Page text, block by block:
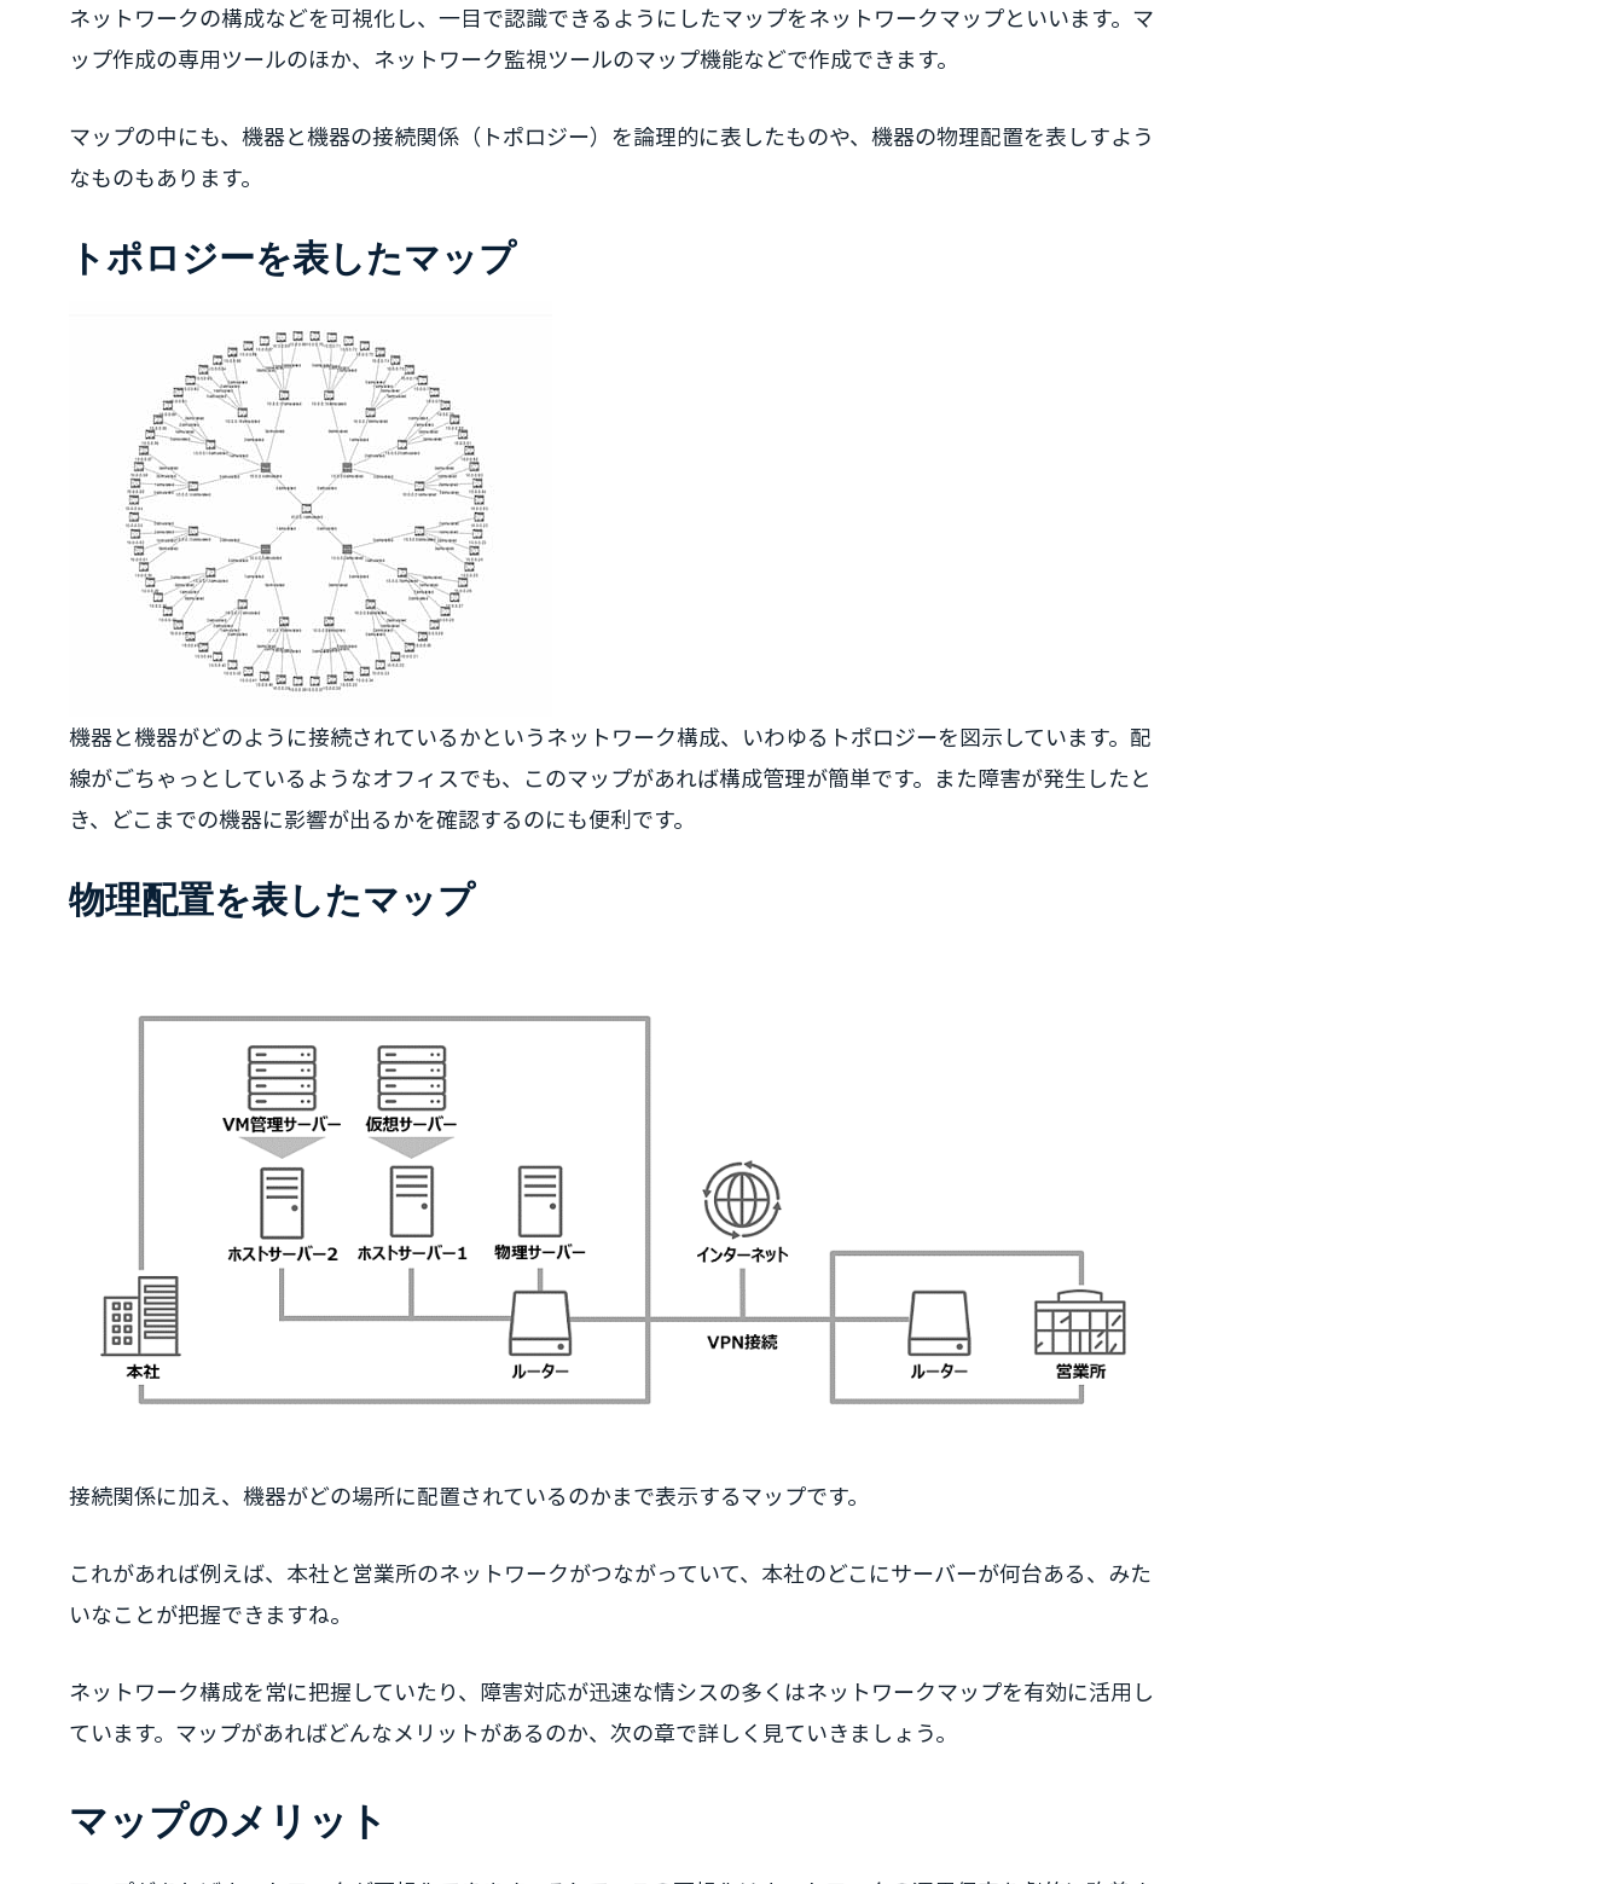
ネットワークの構成などを可視化し、一目で認識できるようにしたマップをネットワークマップといいます。マ
ップ作成の専用ツールのほか、ネットワーク監視ツールのマップ機能などで作成できます。
マップの中にも、機器と機器の接続関係（トポロジー）を論理的に表したものや、機器の物理配置を表しすよう
なものもあります。
トポロジーを表したマップ
機器と機器がどのように接続されているかというネットワーク構成、いわゆるトポロジーを図示しています。配
線がごちゃっとしているようなオフィスでも、このマップがあれば構成管理が簡単です。また障害が発生したと
き、どこまでの機器に影響が出るかを確認するのにも便利です。
物理配置を表したマップ
接続関係に加え、機器がどの場所に配置されているのかまで表示するマップです。
これがあれば例えば、本社と営業所のネットワークがつながっていて、本社のどこにサーバーが何台ある、みた
いなことが把握できますね。
ネットワーク構成を常に把握していたり、障害対応が迅速な情シスの多くはネットワークマップを有効に活用し
ています。マップがあればどんなメリットがあるのか、次の章で詳しく見ていきましょう。
マップのメリット